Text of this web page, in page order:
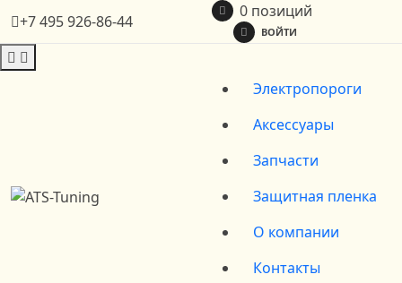
+7 495 926-86-44
0 позиций
ВОЙТИ
Электропороги
Аксессуары
Запчасти
Защитная пленка
О компании
Контакты